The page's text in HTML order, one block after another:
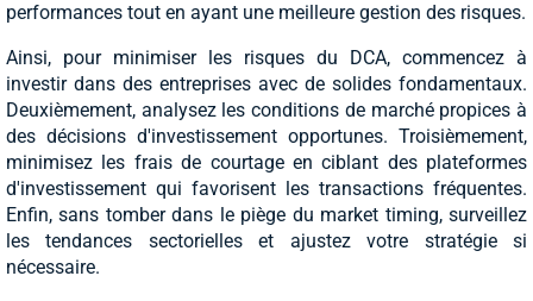
performances tout en ayant une meilleure gestion des risques.
Ainsi, pour minimiser les risques du DCA, commencez à
investir dans des entreprises avec de solides fondamentaux.
Deuxièmement, analysez les conditions de marché propices à
des décisions d'investissement opportunes. Troisièmement,
minimisez les frais de courtage en ciblant des plateformes
d'investissement qui favorisent les transactions fréquentes.
Enfin, sans tomber dans le piège du market timing, surveillez
les tendances sectorielles et ajustez votre stratégie si
nécessaire.